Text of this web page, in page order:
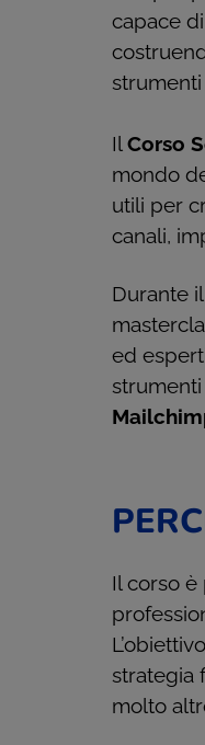
capace
IlCorso
mondo
utili per
canali,
Durante
ed
Il corso
strategia
molto